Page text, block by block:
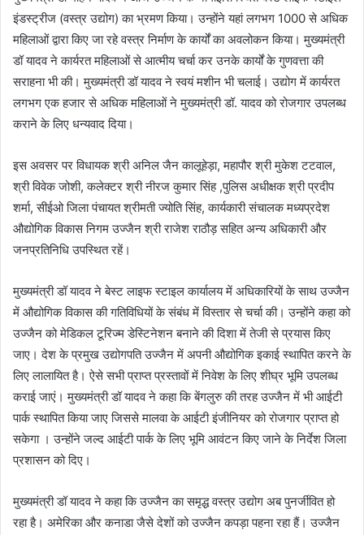
इंडस्ट्रीज (वस्त्र उद्योग) का भ्रमण किया। उन्होंने यहां लगभग 1000 से अधिक
महिलाओं द्वारा किए जा रहे वस्त्र निर्माण के कार्यों का अवलोकन किया। मुख्यमंत्री
डॉ यादव ने कार्यरत महिलाओं से आत्मीय चर्चा कर उनके कार्यों के गुणवत्ता की
सराहना भी की। मुख्यमंत्री डॉ यादव ने स्वयं मशीन भी चलाई। उद्योग में कार्यरत
लगभग एक हजार से अधिक महिलाओं ने मुख्यमंत्री डॉ. यादव को रोजगार उपलब्ध
कराने के लिए धन्यवाद दिया।
इस अवसर पर विधायक श्री अनिल जैन कालूहेड़ा, महापौर श्री मुकेश टटवाल,
श्री विवेक जोशी, कलेक्टर श्री नीरज कुमार सिंह ,पुलिस अधीक्षक श्री प्रदीप
शर्मा, सीईओ जिला पंचायत श्रीमती ज्योति सिंह, कार्यकारी संचालक मध्यप्रदेश
औद्योगिक विकास निगम उज्जैन श्री राजेश राठौड़ सहित अन्य अधिकारी और
जनप्रतिनिधि उपस्थित रहें।
मुख्यमंत्री डॉ यादव ने बेस्ट लाइफ स्टाइल कार्यालय में अधिकारियों के साथ उज्जैन
में औद्योगिक विकास की गतिविधियों के संबंध में विस्तार से चर्चा की। उन्होंने कहा को
उज्जैन को मेडिकल टूरिज्म डेस्टिनेशन बनाने की दिशा में तेजी से प्रयास किए
जाए। देश के प्रमुख उद्योगपति उज्जैन में अपनी औद्योगिक इकाई स्थापित करने के
लिए लालायित है। ऐसे सभी प्राप्त प्रस्तावों में निवेश के लिए शीघ्र भूमि उपलब्ध
कराई जाएं। मुख्यमंत्री डॉ यादव ने कहा कि बेंगलुरु की तरह उज्जैन में भी आईटी
पार्क स्थापित किया जाए जिससे मालवा के आईटी इंजीनियर को रोजगार प्राप्त हो
सकेगा । उन्होंने जल्द आईटी पार्क के लिए भूमि आवंटन किए जाने के निर्देश जिला
प्रशासन को दिए।
मुख्यमंत्री डॉ यादव ने कहा कि उज्जैन का समृद्ध वस्त्र उद्योग अब पुनर्जीवित हो
रहा है। अमेरिका और कनाडा जैसे देशों को उज्जैन कपड़ा पहना रहा हैं। उज्जैन